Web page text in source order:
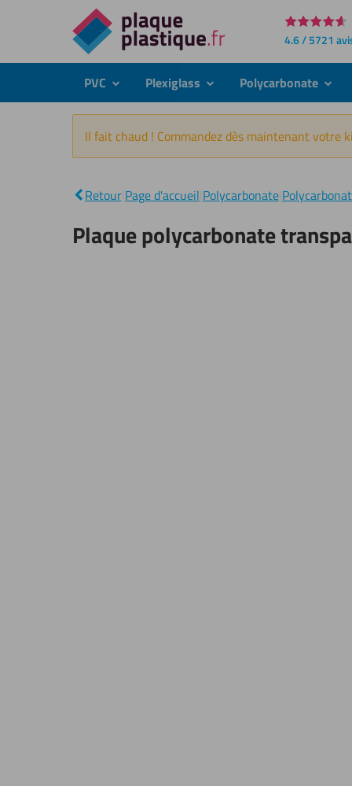
Directement
au
contenu
4.6 / 5721
PVC submenuPlexiglass submenuPolycarbonate
Il fait chaud ! Commandez dès maintenant votre
Retour Page d'accueil Polycarbonate
Plaque polycarbonate